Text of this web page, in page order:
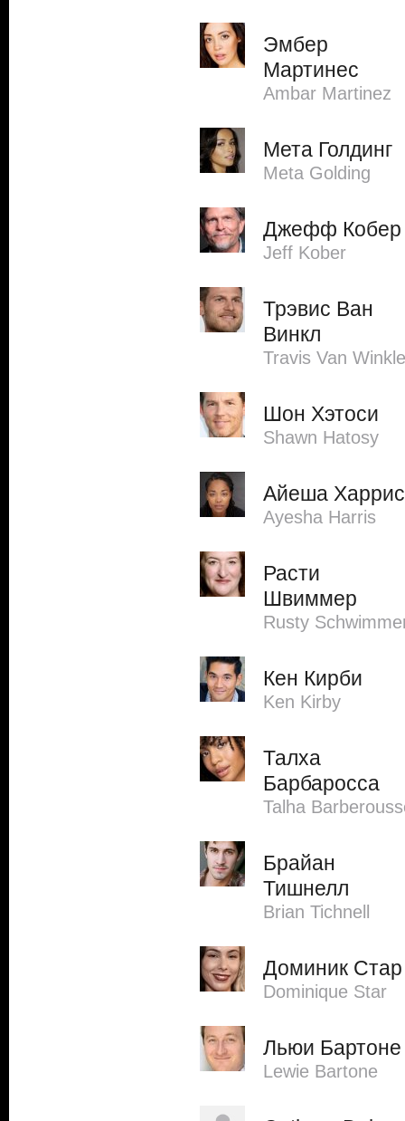
Эмбер
Мартинес
Ambar Martinez
Мета Голдинг
Meta Golding
Джефф Кобер
Jeff Kober
Трэвис Ван
Винкл
Travis Van Winkle
Шон Хэтоси
Shawn Hatosy
Айеша Харрис
Ayesha Harris
Расти
Швиммер
Rusty
Кен Кирби
Ken Kirby
Талха
Барбаросса
Talha
Брайан
Тишнелл
Brian Tichnell
Доминик Стар
Dominique Star
Льюи Бартоне
Lewie Bartone